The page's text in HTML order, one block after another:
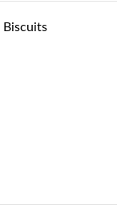
Biscuits